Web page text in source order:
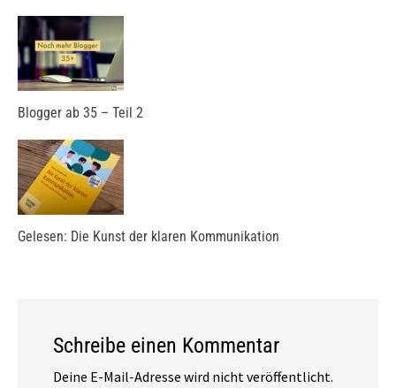
Blogger ab 35 – Teil 2
Gelesen: Die Kunst der klaren Kommunikation
Schreibe einen Kommentar
Deine E-Mail-Adresse wird nicht veröffentlicht.